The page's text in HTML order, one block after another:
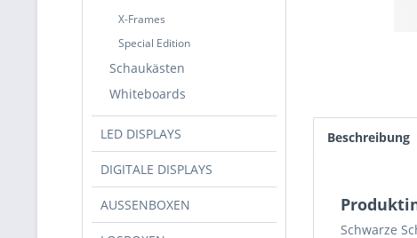
X-Frames
Special Edition
Schaukästen
Whiteboards
LED DISPLAYS
DIGITALE DISPLAYS
AUSSENBOXEN
Beschreibung
Schwarze